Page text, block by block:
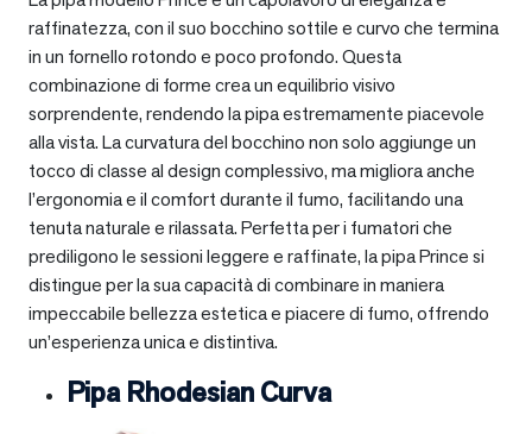
raffinatezza, con il suo bocchino sottile e curvo che termina
in un fornello rotondo e poco profondo. Questa
combinazione di forme crea un equilibrio visivo
sorprendente, rendendo la pipa estremamente piacevole
alla vista. La curvatura del bocchino non solo aggiunge un
tocco di classe al design complessivo, ma migliora anche
l’ergonomia e il comfort durante il fumo, facilitando una
tenuta naturale e rilassata. Perfetta per i fumatori che
prediligono le sessioni leggere e raffinate, la pipa Prince si
distingue per la sua capacità di combinare in maniera
impeccabile bellezza estetica e piacere di fumo, offrendo
un’esperienza unica e distintiva.
Pipa Rhodesian Curva